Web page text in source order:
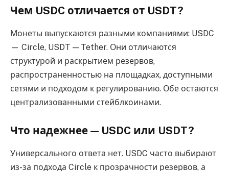
Чем USDC отличается от USDT?
Монеты выпускаются разными компаниями: USDC
— Circle, USDT — Tether. Они отличаются
структурой и раскрытием резервов,
распространенностью на площадках, доступными
сетями и подходом к регулированию. Обе остаются
централизованными стейблкоинами.
Что надежнее — USDC или USDT?
Универсального ответа нет. USDC часто выбирают
из-за подхода Circle к прозрачности резервов, а